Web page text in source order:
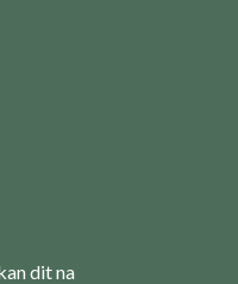
dit na